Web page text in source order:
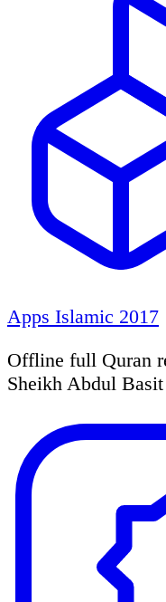
Apps Islamic 2017
Offline full Quran
Sheikh Abdul